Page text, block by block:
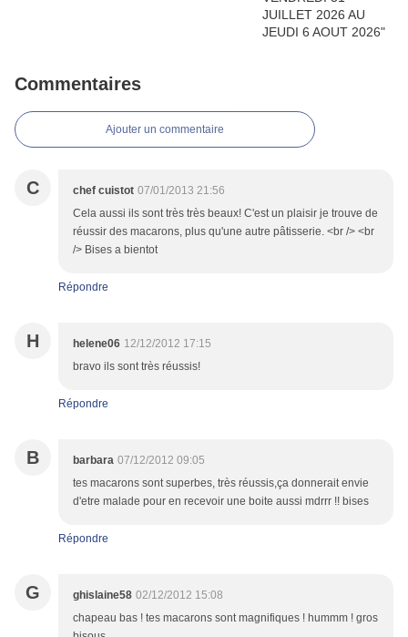
Commentaires
Ajouter un commentaire
C chef cuistot 07/01/2013 21:56
Cela aussi ils sont très très beaux! C'est un plaisir je trouve de
réussir des macarons, plus qu'une autre pâtisserie. <br /> <br
/> Bises a bientot
Répondre
H helene06 12/12/2012 17:15
bravo ils sont très réussis!
Répondre
B barbara 07/12/2012 09:05
tes macarons sont superbes, très réussis,ça donnerait envie
d'etre malade pour en recevoir une boite aussi mdrrr !! bises
Répondre
G ghislaine58 02/12/2012 15:08
chapeau bas ! tes macarons sont magnifiques ! hummm ! gros